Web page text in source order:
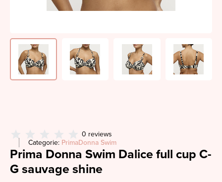
0 reviews
Categorie: PrimaDonna Swim
Prima Donna Swim Dalice full cup C-
G sauvage shine